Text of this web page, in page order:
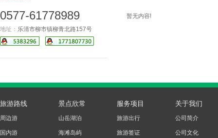
0577-61778989
地址： 乐清市柳市镇柳青北路157号
暂无内容!
旅游路线
周边游
国内游
景点欣常
山岳湖泊
海滩岛屿
服务项目
旅游出行
旅游签证
关于我们
公司简介
公司文化